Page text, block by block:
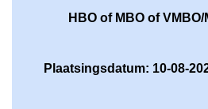
HBO of MBO of VMBO/
Plaatsingsdatum: 10-08-